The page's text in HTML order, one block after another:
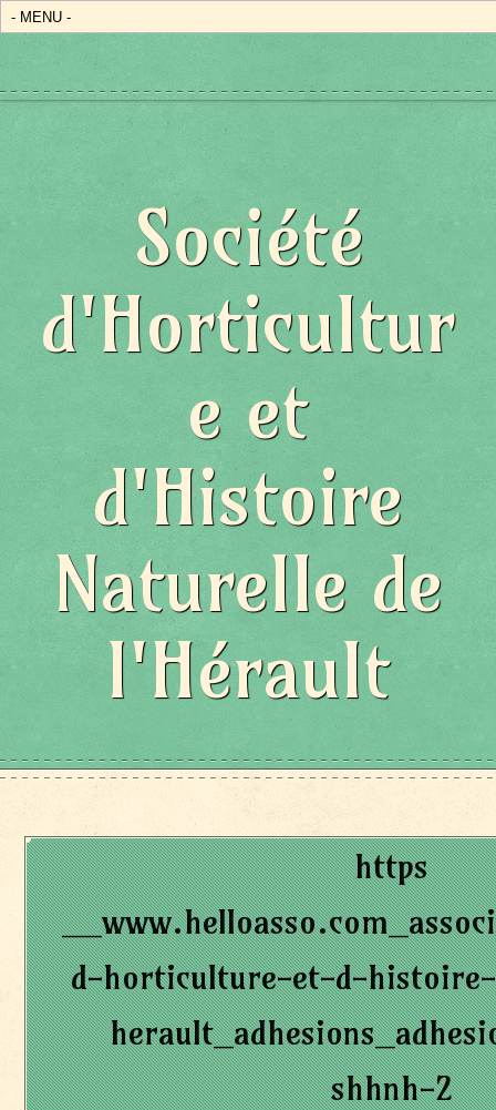
Société
d'Horticultur
e et
d'Histoire
Naturelle de
l'Hérault
https
d-horticulture-et-d-
shhnh-2